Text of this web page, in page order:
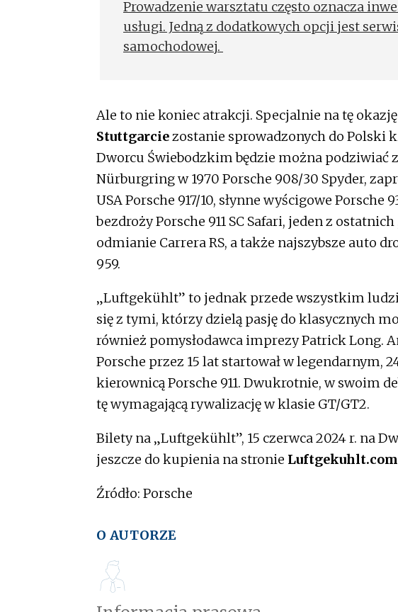
Prowadzenie warsztatu często oznacza
usługi. Jedną z dodatkowych opcji jest
samochodowej.
Ale to nie koniec atrakcji. Specjalnie na tę
Stuttgarciezostanie sprowadzonych do Polski
Dworcu Świebodzkim będzie można podziwiać
Nürburgring w 1970 Porsche 908/30 Spyder,
USA Porsche 917/10, słynne wyścigowe Porsche
bezdroży Porsche 911 SC Safari, jeden z
odmianie Carrera RS, a także najszybsze auto
959.
„Luftgekühlt” to jednak przede wszystkim
się z tymi, którzy dzielą pasję do klasycznych
również pomysłodawca imprezy Patrick Long.
Porsche przez 15 lat startował w legendarnym,
kierownicą Porsche 911. Dwukrotnie, w swoim
tę wymagającą rywalizację w klasie GT/GT2.
Bilety na „Luftgekühlt”, 15 czerwca 2024 r. na
jeszcze do kupienia na stronie
Źródło: Porsche
O AUTORZE